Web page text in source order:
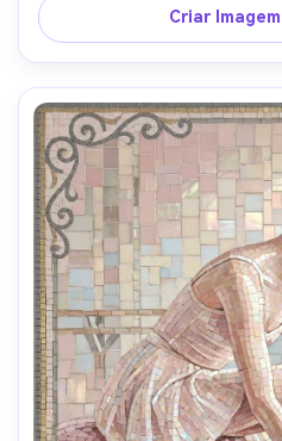
rejunte altamente
pôster, lente 85mm,
Criar